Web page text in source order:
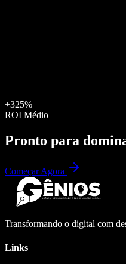
+325%
ROI Médio
Pronto para
Começar Agora
Transformando o digital com
Links